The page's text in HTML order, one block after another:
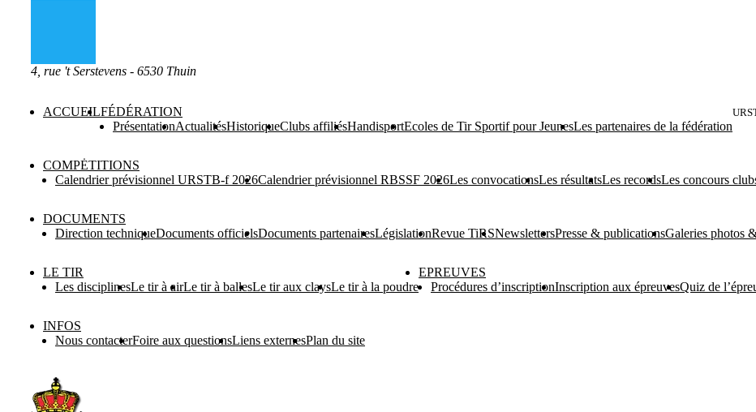
4, rue 't Serstevens - 6530 Thuin
ACCUEILFÉDÉRATION
PrésentationActualitésHistoriqueClubs affiliésHandisportEcoles de Tir Sportif pour JeunesLes partenaires de la fédération
COMPĖTITIONS
Calendrier prévisionnel URSTB-f 2026Calendrier prévisionnel RBSSF 2026Les convocationsLes résultatsLes recordsLes concours
DOCUMENTS
Direction techniqueDocuments officielsDocuments partenairesLégislationRevue TiRSNewslettersPresse & publicationsGaleries photos
LE TIR
Les disciplinesLe tir à airLe tir à ballesLe tir aux claysLe tir à la poudre
EPREUVES
Procédures d’inscriptionInscription aux épreuvesQuiz de
INFOS
Nous contacterFoire aux questionsLiens externesPlan du site